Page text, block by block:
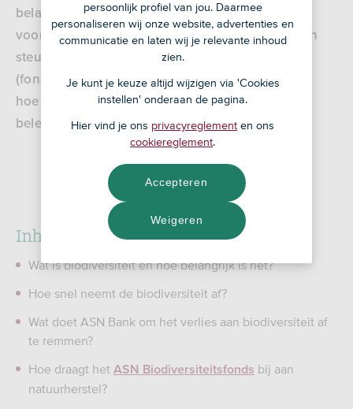
belang van biodiversiteit en laat concrete
voorbeelden zien van projecten die de natuur een
steuntje in de rug geven. Karin van Dijk
(fondsmanager ASN Biodiversiteitsfonds) legt uit
hoe het in november 2022 gelanceerde
beleggingsfonds bijdraagt aan natuurherstel.
Dit webinar mag niet worden aangemerkt als
beleggingsadvies.
Inhoud van het webinar
Wat is biodiversiteit en hoe belangrijk is het?
Hoe snel neemt de biodiversiteit af?
Wat doet ASN Bank om het verlies aan biodiversiteit af
te remmen?
Hoe draagt het ASN Biodiversiteitsfonds bij aan
natuurherstel?
persoonlijk profiel van jou. Daarmee
personaliseren wij onze website, advertenties en
communicatie en laten wij je relevante inhoud
zien.
Je kunt je keuze altijd wijzigen via 'Cookies
instellen' onderaan de pagina.
Hier vind je ons privacyreglement en ons
cookiereglement.
Weigeren
Accepteren